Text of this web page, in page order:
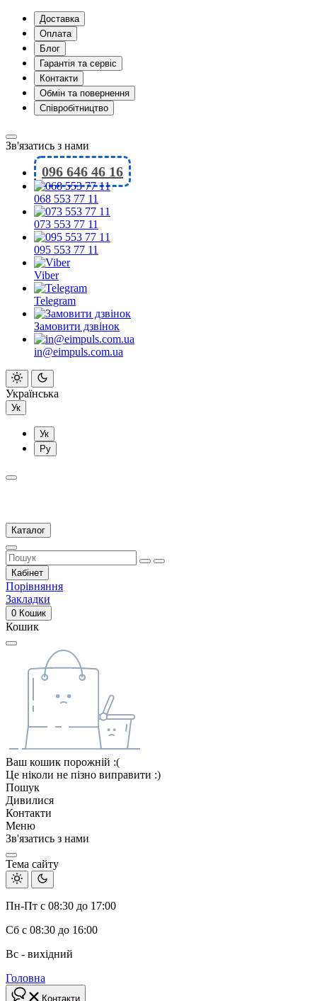
Доставка
Оплата
Блог
Гарантія та сервіс
Контакти
Обмін та повернення
Співробітництво
Зв'язатись з нами
096 646 46 16
068 553 77 11
073 553 77 11
095 553 77 11
Viber
Telegram
Замовити дзвінок
in@eimpuls.com.ua
Українська
Ук
Ук
Ру
Каталог
Кабінет
Порівняння
Закладки
0 Кошик
Кошик
Ваш кошик порожній :(
Це ніколи не пізно виправити :)
Пошук
Дивилися
Контакти
Меню
Зв'язатись з нами
Тема сайту
Пн-Пт с 08:30 до 17:00
Сб с 08:30 до 16:00
Вс - вихідний
Головна
Контакти